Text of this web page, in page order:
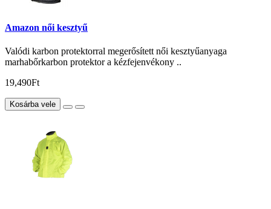
Amazon női kesztyű
Valódi karbon protektorral megerősített női kesztyűanyaga
marhabőrkarbon protektor a kézfejenvékony ..
19,490Ft
Kosárba vele